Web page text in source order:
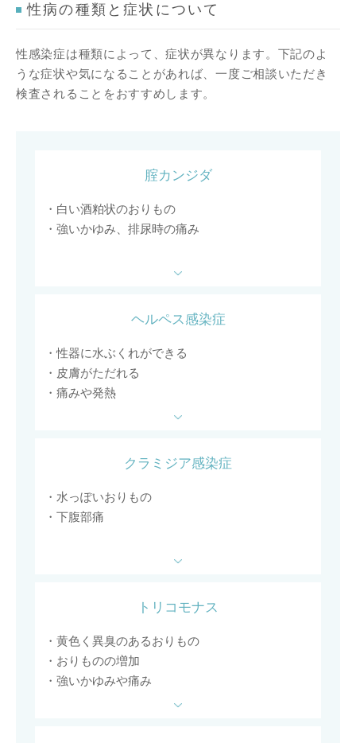
性病の種類と症状について
性感染症は種類によって、症状が異なります。下記のよ
うな症状や気になることがあれば、一度ご相談いただき
検査されることをおすすめします。
腟カンジダ
・白い酒粕状のおりもの
・強いかゆみ、排尿時の痛み
ヘルペス感染症
・性器に水ぶくれができる
・皮膚がただれる
・痛みや発熱
クラミジア感染症
・水っぽいおりもの
・下腹部痛
トリコモナス
・黄色く異臭のあるおりもの
・おりものの増加
・強いかゆみや痛み